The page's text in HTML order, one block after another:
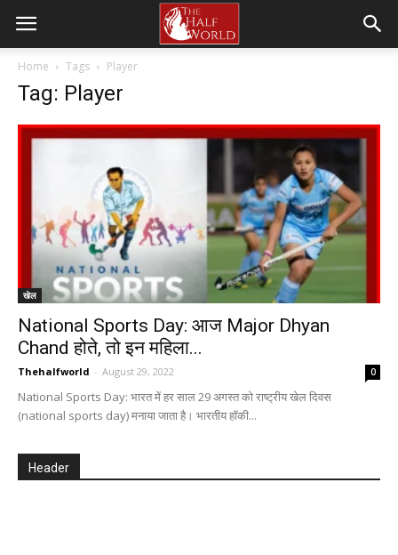
Home Tags Player
Tag: Player
खेल
National Sports Day: आज Major Dhyan
Chand होते, तो इन महिला...
Thehalfworld - August 29, 2022 0
National Sports Day: भारत में हर साल 29 अगस्त को राष्ट्रीय खेल दिवस
(national sports day) मनाया जाता है। भारतीय हॉकी...
Header